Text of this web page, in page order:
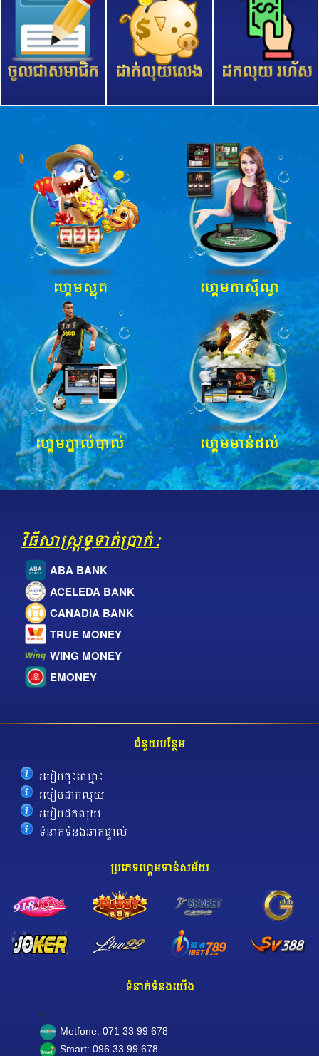
ហ្គេមស្លុត ហ្គេមកាស៊ីណូ
ហ្គេមភ្នាល់បាល់ ហ្គេមមាន់ជល់
វិធីសាស្ត្រទូទាត់ប្រាក់ :
ABA BANK
ACELEDA BANK
CANADIA BANK
TRUE MONEY
WING MONEY
EMONEY
ជំនួយបន្ថែម
របៀបចុះឈ្មោះ
របៀបដាក់លុយ
របៀបដកលុយ
ទំនាក់ទំនងឆាតផ្ទាល់
ប្រភេទហ្គេមទាន់សម័យ
ទំនាក់ទំនងយើង
">
Metfone: 071 33 99 678
Smart: 096 33 99 678